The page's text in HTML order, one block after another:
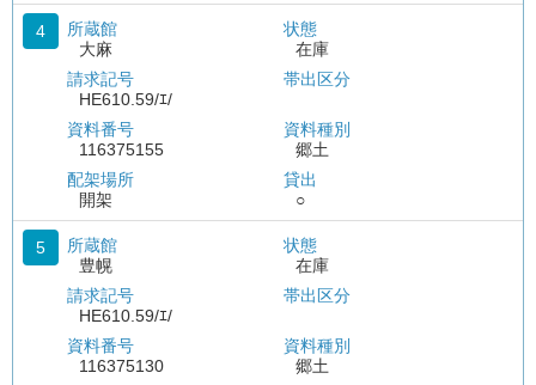
4
所蔵館
大麻
請求記号
HE610.59/ｴ/
資料番号
116375155
配架場所
開架
状態
在庫
帯出区分
資料種別
郷土
貸出
○
5
所蔵館
豊幌
請求記号
HE610.59/ｴ/
資料番号
116375130
状態
在庫
帯出区分
資料種別
郷土